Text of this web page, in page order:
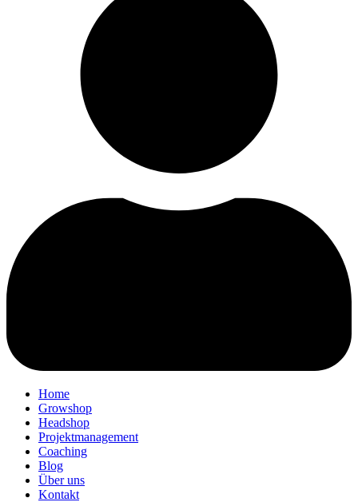
Home
Growshop
Headshop
Projektmanagement
Coaching
Blog
Über uns
Kontakt